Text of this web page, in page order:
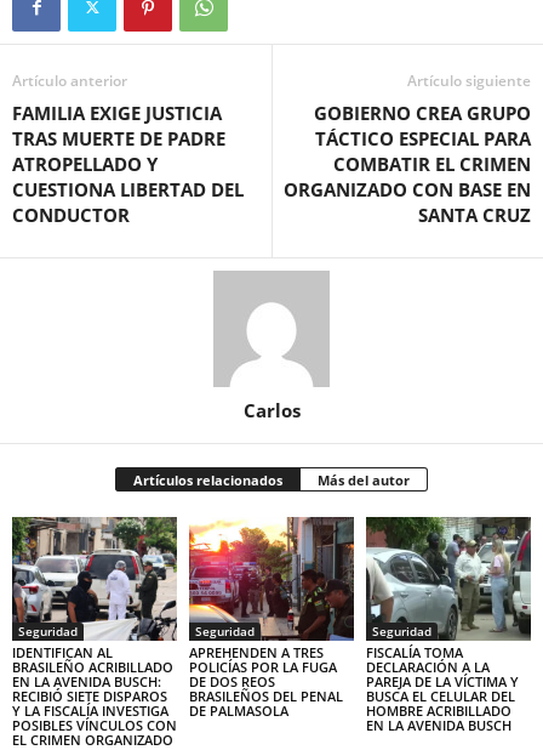
Artículo anterior
FAMILIA EXIGE JUSTICIA
TRAS MUERTE DE PADRE
ATROPELLADO Y
CUESTIONA LIBERTAD DEL
CONDUCTOR
Artículo siguiente
GOBIERNO CREA GRUPO
TÁCTICO ESPECIAL PARA
COMBATIR EL CRIMEN
ORGANIZADO CON BASE EN
SANTA CRUZ
Carlos
Artículos relacionados Más del autor
Seguridad
IDENTIFICAN AL
BRASILEÑO ACRIBILLADO
EN LA AVENIDA BUSCH:
RECIBIÓ SIETE DISPAROS
Y LA FISCALÍA INVESTIGA
POSIBLES VÍNCULOS CON
EL CRIMEN ORGANIZADO
Seguridad
APREHENDEN A TRES
POLICÍAS POR LA FUGA
DE DOS REOS
BRASILEÑOS DEL PENAL
DE PALMASOLA
Seguridad
FISCALÍA TOMA
DECLARACIÓN A LA
PAREJA DE LA VÍCTIMA Y
BUSCA EL CELULAR DEL
HOMBRE ACRIBILLADO
EN LA AVENIDA BUSCH